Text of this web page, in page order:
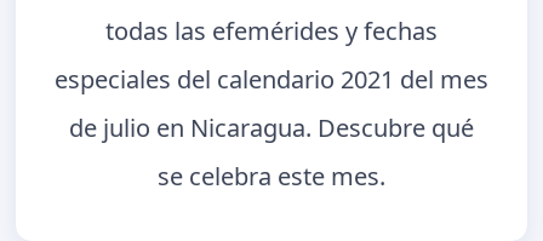
todas las efemérides y fechas
especiales del calendario 2021 del mes
de julio en Nicaragua. Descubre qué
se celebra este mes.